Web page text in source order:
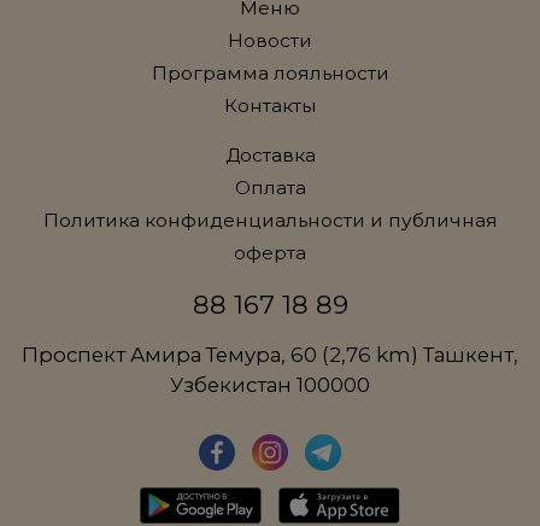
Меню
Новости
Программа лояльности
Контакты
Доставка
Оплата
Политика конфиденциальности и публичная
оферта
88 167 18 89
Проспект Амира Темура, 60 (2,76 km) Ташкент,
Узбекистан 100000